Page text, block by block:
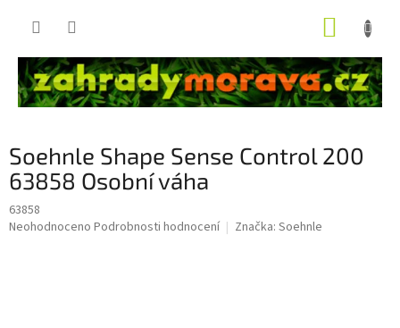
Soehnle Shape Sense Control 200
63858 Osobní váha
63858
Průměrné
Neohodnoceno Podrobnosti hodnocení Značka: Soehnle